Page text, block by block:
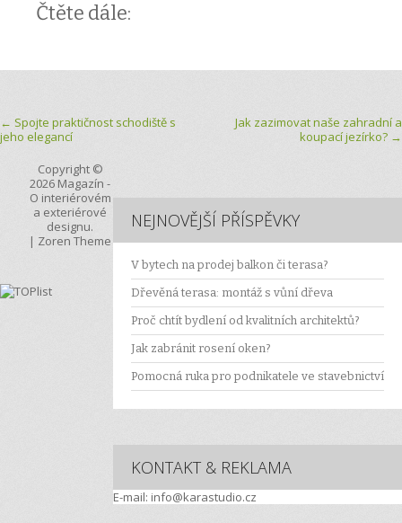
Čtěte dále:
Post navigation
← Spojte praktičnost schodiště s
jeho elegancí
Jak zazimovat naše zahradní a
koupací jezírko? →
NEJNOVĚJŠÍ PŘÍSPĚVKY
V bytech na prodej balkon či terasa?
Dřevěná terasa: montáž s vůní dřeva
Proč chtít bydlení od kvalitních architektů?
Jak zabránit rosení oken?
Pomocná ruka pro podnikatele ve stavebnictví
KONTAKT & REKLAMA
E-mail: info@karastudio.cz
Copyright ©
2026 Magazín -
O interiérovém
a exteriérové
designu.
| Zoren Theme